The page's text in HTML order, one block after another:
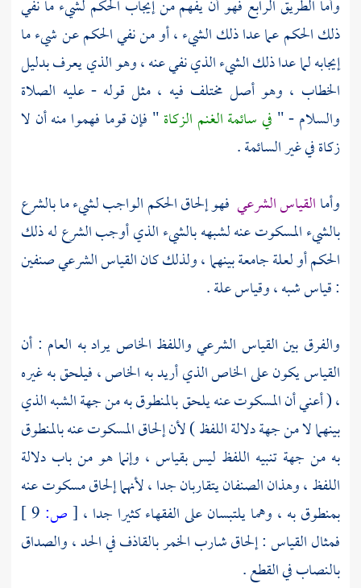
وأما الطريق الرابع فهو أن يفهم من إيجاب الحكم لشيء ما نفي
ذلك الحكم عما عدا ذلك الشيء ، أو من نفي الحكم عن شيء ما
إيجابه لما عدا ذلك الشيء الذي نفي عنه ، وهو الذي يعرف بدليل
الخطاب ، وهو أصل مختلف فيه ، مثل قوله - عليه الصلاة
والسلام - " في سائمة الغنم الزكاة" فإن قوما فهموا منه أن لا
زكاة في غير السائمة .
وأماالقياس الشرعي فهو إلحاق الحكم الواجب لشيء ما بالشرع
بالشيء المسكوت عنه لشبهه بالشيء الذي أوجب الشرع له ذلك
الحكم أو لعلة جامعة بينهما ، ولذلك كان القياس الشرعي صنفين
: قياس شبه ، وقياس علة .
والفرق بين القياس الشرعي واللفظ الخاص يراد به العام : أن
القياس يكون على الخاص الذي أريد به الخاص ، فيلحق به غيره
، ( أعني أن المسكوت عنه يلحق بالمنطوق به من جهة الشبه الذي
بينهما لا من جهة دلالة اللفظ ) لأن إلحاق المسكوت عنه بالمنطوق
به من جهة تنبيه اللفظ ليس بقياس ، وإنما هو من باب دلالة
اللفظ ، وهذان الصنفان يتقاربان جدا ، لأنهما إلحاق مسكوت عنه
بمنطوق به ، وهما يلتبسان على الفقهاء كثيرا جدا ، [ص:
فمثال القياس : إلحاق شارب الخمر بالقاذف في الحد ، والصداق
بالنصاب في القطع .